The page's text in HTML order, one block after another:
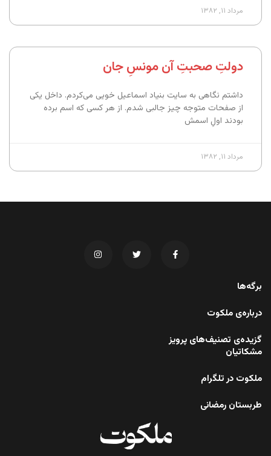
مرداد ۱۱, ۱۳۸۲
دولتِ صحبتِ آن مونسِ جان
داشتم نگاهی به سایت بنیاد اسماعیل خویی می‌کردم. داخل یکی
از صفحات متوجه چیز جالبی شدم. از هر کسی که اسم برده
بودند اولِ اسمش
مرداد ۱۱, ۱۳۸۲
برگه‌ها
درباره‌ی ملکوت
گزیده‌ی تصنیف‌های پرویز
مشکاتیان
ملکوت در تلگرام
طربستان رمضانی